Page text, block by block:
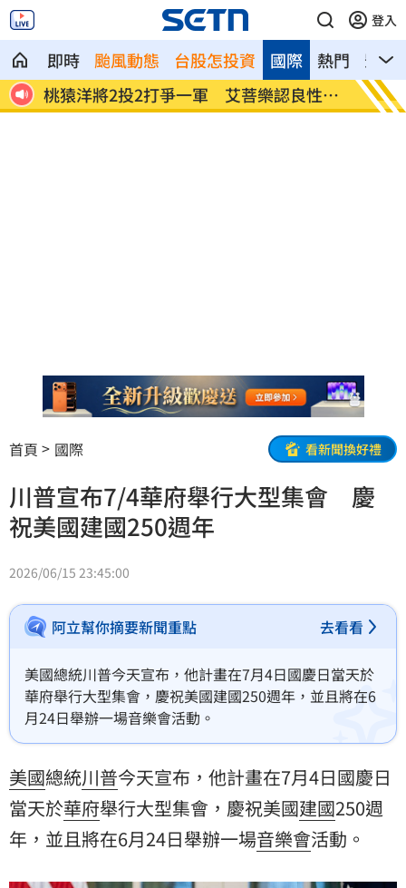
登入
即時 颱風動態 台股怎投資 熱門 影音
國際
2
桃猿洋將2投2打爭一軍 艾菩樂認良性競
爭
華邦
首頁 國際 看新聞換好禮
川普宣布7/4華府舉行大型集會 慶
祝美國建國250週年
2026/06/15 23:45:00
阿立幫你摘要新聞重點 去看看
美國總統川普今天宣布，他計畫在7月4日國慶日當天於
華府舉行大型集會，慶祝美國建國250週年，並且將在6
月24日舉辦一場音樂會活動。
美國總統川普今天宣布，他計畫在7月4日國慶日
當天於華府舉行大型集會，慶祝美國建國250週
年，並且將在6月24日舉辦一場音樂會活動。